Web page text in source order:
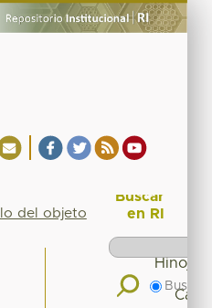
del objeto
Buscar
en RI
Buscar